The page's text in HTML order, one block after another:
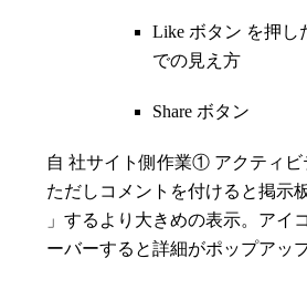
Like ボタン を押し
での見え方
Share ボタン
自 社サイト側作業① アクティビ
ただしコメントを付けると掲示
」するより大きめの表示。アイ
ーバーすると詳細がポップアッ